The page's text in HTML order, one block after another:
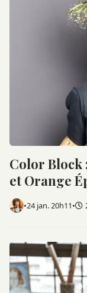
Color Block
et Orange
•24 jan. 20h11•